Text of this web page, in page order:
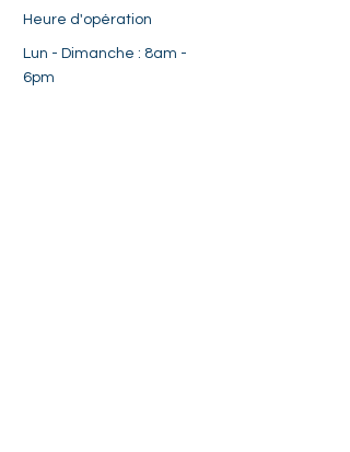
Heure d'opération
Lun - Dimanche : 8am -
6pm ​​